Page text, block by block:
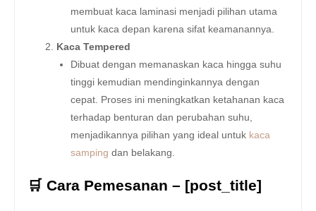
membuat kaca laminasi menjadi pilihan utama
untuk kaca depan karena sifat keamanannya.
Kaca Tempered
Dibuat dengan memanaskan kaca hingga suhu
tinggi kemudian mendinginkannya dengan
cepat. Proses ini meningkatkan ketahanan kaca
terhadap benturan dan perubahan suhu,
menjadikannya pilihan yang ideal untuk kaca
samping dan belakang.
🛒 Cara Pemesanan – [post_title]